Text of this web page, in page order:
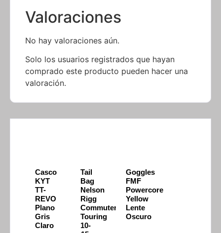
Valoraciones
No hay valoraciones aún.
Solo los usuarios registrados que hayan
comprado este producto pueden hacer una
valoración.
Casco
KYT
TT-
REVO
Plano
Gris
Claro
Tail
Bag
Nelson
Rigg
Commuter
Touring
10-
Goggles
FMF
Powercore
Yellow
Lente
Oscuro